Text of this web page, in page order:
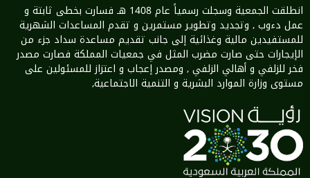
انطلقت الجمعية وسجلت رسمياً عام 1408 هـ فسارت بخطى ثابتة و
عمل دءوب , وتجديد وتطوير مستمرين و تقدم المساعدات الشهرية
للمستفيدين مالية وغذائية إلى جانب تقديم مساعدة سداد جزء من
الإيجارات حتى صارت مضرب المثل في جمعيات المملكة فصارت مصدر
فخر للزلفي و أهالي الزلفي , ومصدر إعجاب و اعتزاز للمسئولين على
مستوى وزارة الموارد البشرية و التنمية الاجتماعية,